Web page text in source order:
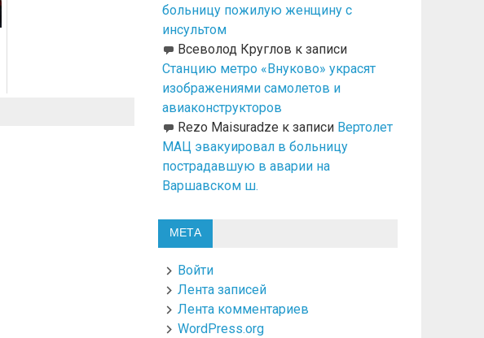
больницу пожилую женщину с
инсультом
Всеволод Круглов к записи
Станцию метро «Внуково» украсят
изображениями самолетов и
авиаконструкторов
Rezo Maisuradze к записи Вертолет
МАЦ эвакуировал в больницу
пострадавшую в аварии на
Варшавском ш.
МЕТА
Войти
Лента записей
Лента комментариев
WordPress.org